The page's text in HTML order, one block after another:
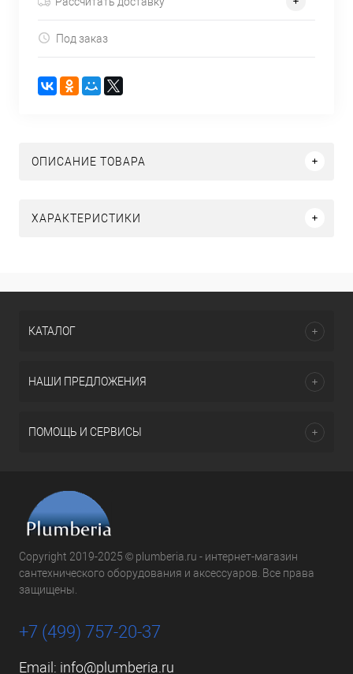
Под заказ
ОПИСАНИЕ ТОВАРА
ХАРАКТЕРИСТИКИ
КАТАЛОГ
НАШИ ПРЕДЛОЖЕНИЯ
ПОМОЩЬ И СЕРВИСЫ
Copyright 2019-2025 © plumberia.ru - интернет-магазин
сантехнического оборудования и аксессуаров. Все права
защищены.
+7 (499) 757-20-37
Email: info@plumberia.ru